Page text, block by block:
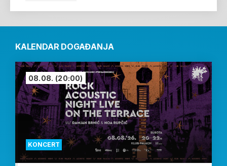
KALENDAR DOGAĐANJA
KONCERT
08.08. (20:00)